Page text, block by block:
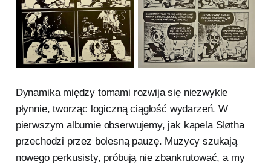
Dynamika między tomami rozwija się niezwykle
płynnie, tworząc logiczną ciągłość wydarzeń. W
pierwszym albumie obserwujemy, jak kapela Sløtha
przechodzi przez bolesną pauzę. Muzycy szukają
nowego perkusisty, próbują nie zbankrutować, a my